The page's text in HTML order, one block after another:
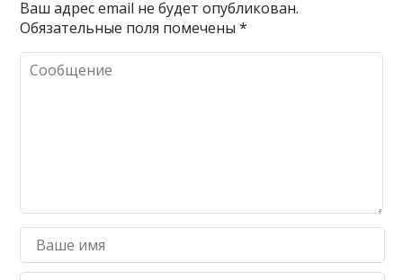
Ваш адрес email не будет опубликован.
Обязательные поля помечены*